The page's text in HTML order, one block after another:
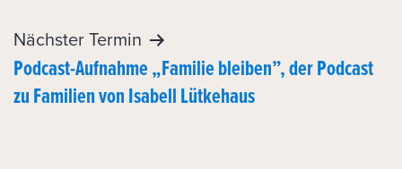
Nächster Termin
Podcast-Aufnahme „Familie bleiben”, der Podcast
zu Familien von Isabell Lütkehaus